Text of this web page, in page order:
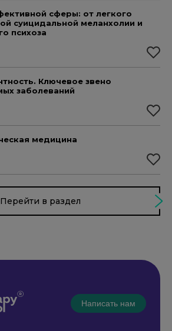
сферы: от легкого
суицидальной меланхолии и
психоза
Ключевое звено
заболеваний
медицина
Перейти в раздел
Написать нам